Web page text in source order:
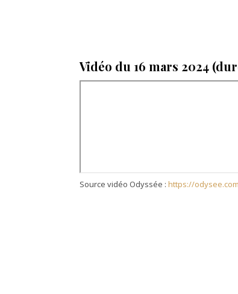
Vidéo du 16 mars 2024
Source vidéo Odyssée : https://